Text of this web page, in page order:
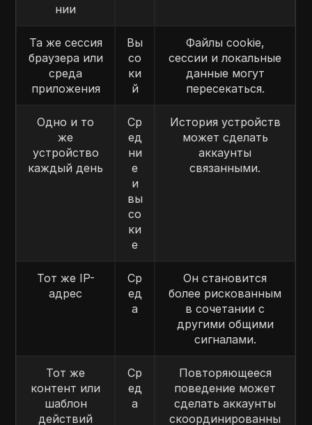
нии
Та же сессия
браузера или
среда
приложения
Вы
со
ки
й
Файлы cookie,
сессии и локальные
данные могут
пересекаться.
Одно и то
же
устройство
каждый день
Ср
ед
ни
е
и
вы
со
ки
е
История устройств
может сделать
аккаунты
связанными.
Тот же IP-
адрес
Ср
ед
а
Он становится
более рискованным
в сочетании с
другими общими
сигналами.
Тот же
контент или
шаблон
действий
Ср
ед
а
Повторяющееся
поведение может
сделать аккаунты
скоординированны